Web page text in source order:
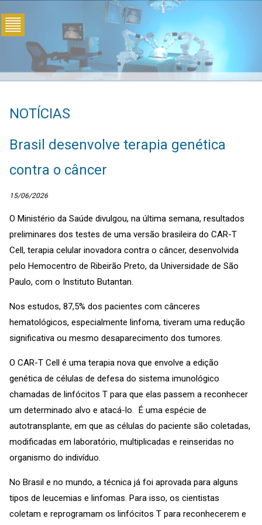
NOTÍCIAS
Brasil desenvolve terapia genética
contra o câncer
15/06/2026
O Ministério da Saúde divulgou, na última semana, resultados
preliminares dos testes de uma versão brasileira do CAR-T
Cell, terapia celular inovadora contra o câncer, desenvolvida
pelo Hemocentro de Ribeirão Preto, da Universidade de São
Paulo, com o Instituto Butantan.
Nos estudos, 87,5% dos pacientes com cânceres
hematológicos, especialmente linfoma, tiveram uma redução
significativa ou mesmo desaparecimento dos tumores.
O CAR-T Cell é uma terapia nova que envolve a edição
genética de células de defesa do sistema imunológico
chamadas de linfócitos T para que elas passem a reconhecer
um determinado alvo e atacá-lo. É uma espécie de
autotransplante, em que as células do paciente são coletadas,
modificadas em laboratório, multiplicadas e reinseridas no
organismo do indivíduo.
No Brasil e no mundo, a técnica já foi aprovada para alguns
tipos de leucemias e linfomas. Para isso, os cientistas
coletam e reprogramam os linfócitos T para reconhecerem e